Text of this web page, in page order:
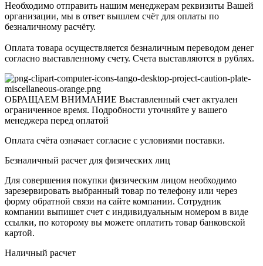
Необходимо отправить нашим менеджерам реквизиты Вашей
организации, мы в ответ вышлем счёт для оплаты по
безналичному расчёту.
Оплата товара осуществляется безналичным переводом денег
согласно выставленному счету. Счета выставляются в рублях.
ОБРАЩАЕМ ВНИМАНИЕ Выставленный счет актуален
ограниченное время. Подробности уточняйте у вашего
менеджера перед оплатой
Оплата счёта означает согласие с условиями поставки.
Безналичный расчет для физических лиц
Для совершения покупки физическим лицом необходимо
зарезервировать выбранный товар по телефону или через
форму обратной связи на сайте компании. Сотрудник
компании выпишет счет с индивидуальным номером в виде
ссылки, по которому вы можете оплатить товар банковской
картой.
Наличный расчет